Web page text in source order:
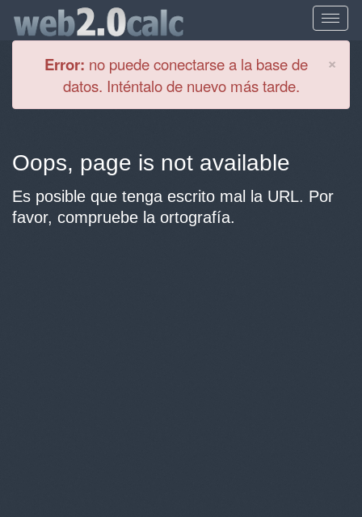
×
Error: no puede conectarse a la base de
datos. Inténtalo de nuevo más tarde.
Oops, page is not available
Es posible que tenga escrito mal la URL. Por
favor, compruebe la ortografía.